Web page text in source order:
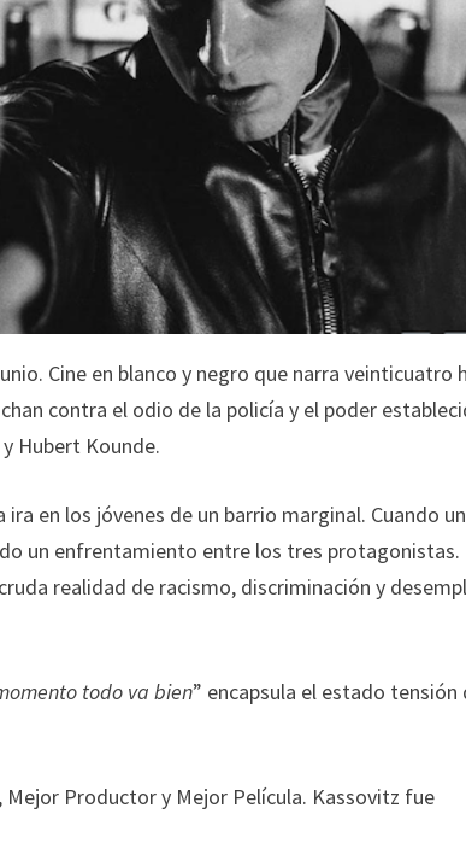
Cine en blanco y negro que narra veinticuatro
contra el odio de la policía y el poder
Hubert Kounde.
en los jóvenes de un barrio marginal. Cuando un
un enfrentamiento entre los tres protagonistas.
realidad de racismo, discriminación y
todo va bien” encapsula el estado tensión
Productor y Mejor Película. Kassovitz fue